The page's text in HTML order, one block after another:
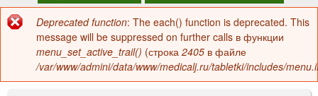
а
в
о
Сообщение
об
ошибке
Deprecated function: The each() function is deprecated. This
message will be suppressed on further calls в функции
menu_set_active_trail() (строка 2405 в файле
/var/www/admini/data/www/medicalj.ru/tabletki/includes/